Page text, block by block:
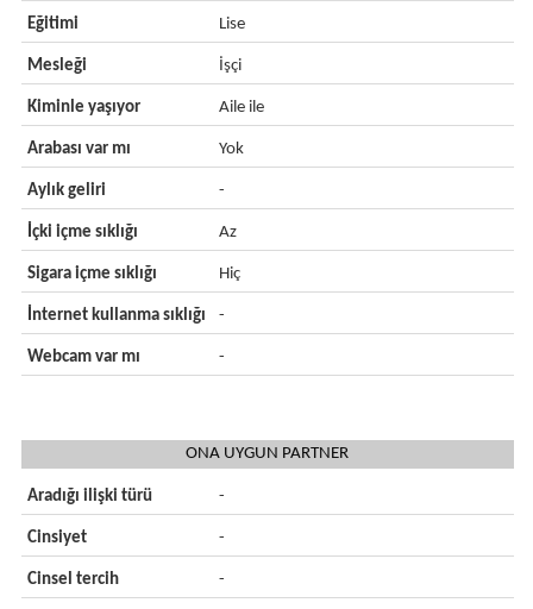
Eğitimi Lise
Mesleği İşçi
Kiminle yaşıyor Aile ile
Arabası var mı Yok
Aylık geliri -
İçki içme sıklığı Az
Sigara içme sıklığı Hiç
İnternet kullanma sıklığı -
Webcam var mı -
ONA UYGUN PARTNER
Aradığı ilişki türü -
Cinsiyet -
Cinsel tercih -